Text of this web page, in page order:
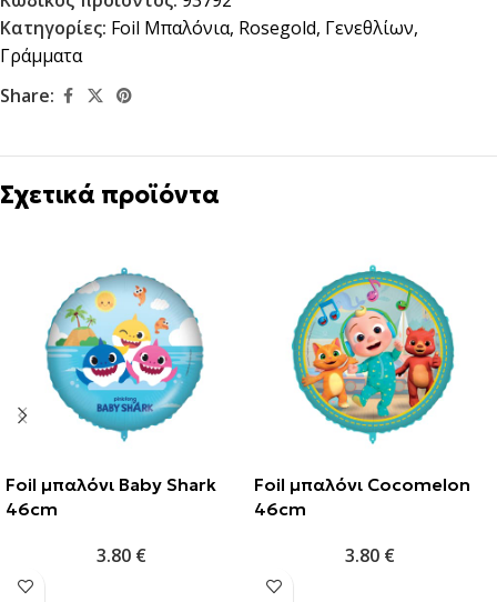
Κατηγορίες: Foil Μπαλόνια, Rosegold, Γενεθλίων,
Γράμματα
Share:
Σχετικά προϊόντα
Foil μπαλόνι Baby Shark
46cm
3.80 €
Foil μπαλόνι Cocomelon
46cm
3.80 €